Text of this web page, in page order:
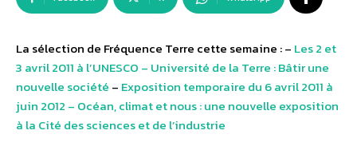
La sélection de Fréquence Terre cette semaine : – Les 2 et
3 avril 2011 à l’UNESCO – Université de la Terre : Bâtir une
nouvelle société – Exposition temporaire du 6 avril 2011 à
juin 2012 – Océan, climat et nous : une nouvelle exposition
à la Cité des sciences et de l’industrie